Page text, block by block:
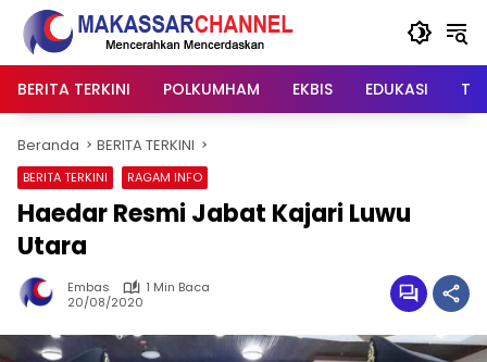
Langsung
konten
BERITA TERKINI
POLKUMHAM EKBIS EDUKASI
Beranda BERITA TERKINI
BERITA TERKINI RAGAM INFO
Haedar Resmi Jabat Kajari Luwu
Utara
Embas
1 Min Baca
20/08/2020